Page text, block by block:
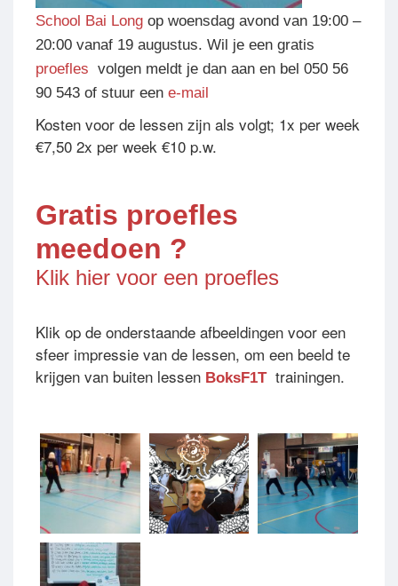
School Bai Long op woensdag avond van 19:00 –
20:00 vanaf 19 augustus. Wil je een gratis
proefles volgen meldt je dan aan en bel 050 56
90 543 of stuur een e-mail
Kosten voor de lessen zijn als volgt; 1x per week
€7,50 2x per week €10 p.w.
Gratis proefles
meedoen ?
Klik hier voor een proefles
Klik op de onderstaande afbeeldingen voor een
sfeer impressie van de lessen, om een beeld te
krijgen van buiten lessen BoksF1T trainingen.